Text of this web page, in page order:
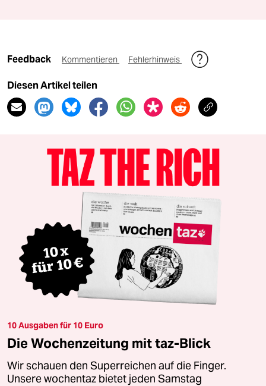
Feedback Kommentieren Fehlerhinweis
Diesen Artikel teilen
10 Ausgaben für 10 Euro
Die Wochenzeitung mit taz-Blick
Wir schauen den Superreichen auf die Finger.
Unsere wochentaz bietet jeden Samstag